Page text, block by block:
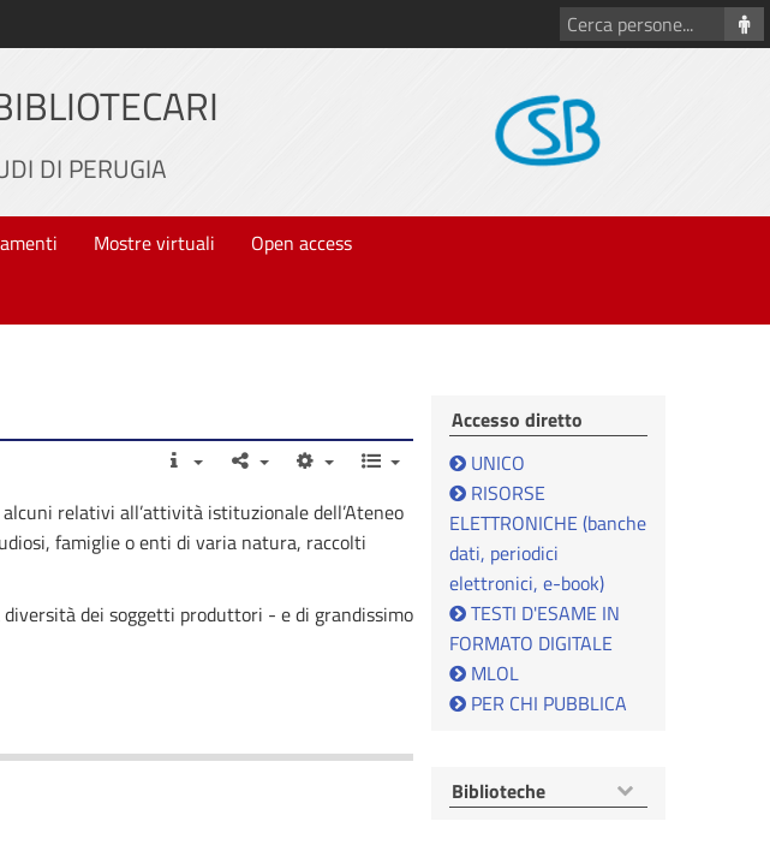
Cerca
persone
DI PERUGIA
Mostre virtuali
Open access
relativi all’attività istituzionale dell’Ateneo
famiglie o enti di varia natura, raccolti
dei soggetti produttori - e di grandissimo
Accesso diretto
UNICO
RISORSE
ELETTRONICHE (banche
dati, periodici
elettronici, e-book)
TESTI D'ESAME IN
FORMATO DIGITALE
MLOL
PER CHI PUBBLICA
Mostra
voci
Biblioteche